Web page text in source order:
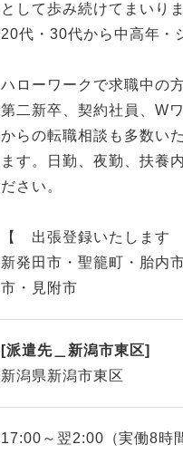
として歩み続けてまいり
20代・30代から中高年・
ハローワークで求職中の
第二新卒、契約社員、W
からの転職相談も多数い
ます。日勤、夜勤、扶養
ださい。
【 出張登録いたします
新発田市・聖籠町・胎内
市・見附市
[派遣先＿新潟市東区]
新潟県新潟市東区
17:00～翌2:00（実働8時